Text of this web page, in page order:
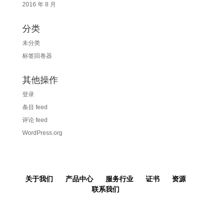
2016 年 8 月
分类
未分类
标签回卷器
其他操作
登录
条目 feed
评论 feed
WordPress.org
关于我们 产品中心 服务行业 证书
资源
联系我们